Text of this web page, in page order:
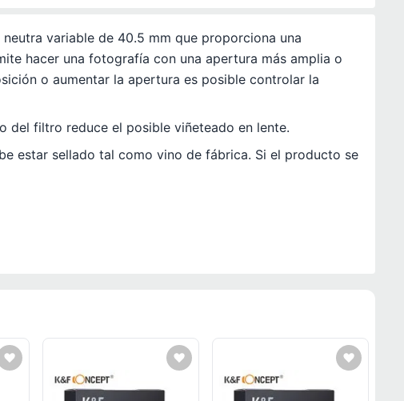
variable de 40.5 mm que proporciona una
hacer una fotografía con una apertura más amplia o
o aumentar la apertura es posible controlar la
del filtro reduce el posible viñeteado en lente.
estar sellado tal como vino de fábrica. Si el producto se